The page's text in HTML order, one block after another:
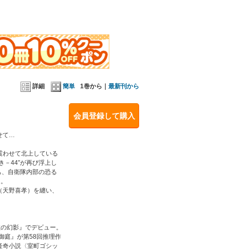
〈ちゃらぽこ〉ほかの妖怪時代コメディなどを
詳細 簡単 1巻から｜ 最新刊から
会員登録して購入
て…
せて北上している
－44”が再び浮上し
自衛隊内部の恐る
野喜孝）を纏い、
幻影』でデビュー。
庭』が第58回推理作
小説〈室町ゴシッ